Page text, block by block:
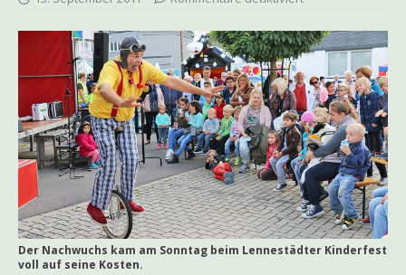
Der Nachwuchs kam am Sonntag beim Lennestädter Kinderfest
voll auf seine Kosten.